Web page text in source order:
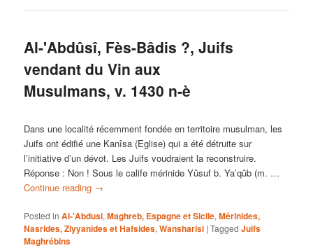
Al-'Abdûsî, Fès-Bâdis ?, Juifs
vendant du Vin aux
Musulmans, v. 1430 n-è
Dans une localité récemment fondée en territoire musulman, les
Juifs ont édifié une Kanîsa (Eglise) qui a été détruite sur
l’initiative d’un dévot. Les Juifs voudraient la reconstruire.
Réponse : Non ! Sous le calife mérinide Yûsuf b. Ya’qûb (m. …
Continue reading →
Posted in Al-'Abdusi,Maghreb, Espagne et Sicile,Mérinides,
Nasrides, Ziyyanides et Hafsides,Wansharisi |Tagged Juifs
Maghrébins